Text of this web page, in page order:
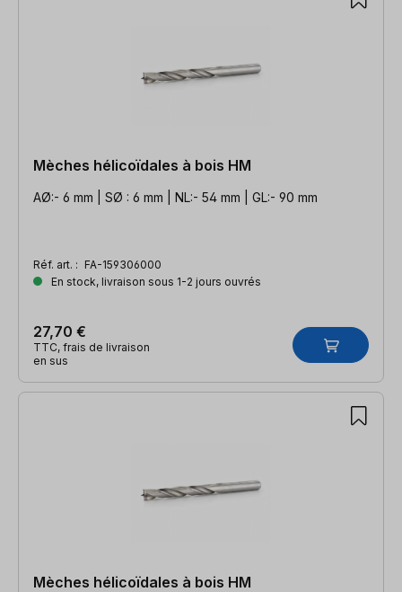
Mèches hélicoïdales à bois HM
AØ:- 6 mm | SØ : 6 mm | NL:- 54 mm | GL:- 90 mm
Réf. art. : FA-159306000
En stock, livraison sous 1-2 jours ouvrés
27,70 €
TTC, frais de livraison
en sus
Mèches hélicoïdales à bois HM